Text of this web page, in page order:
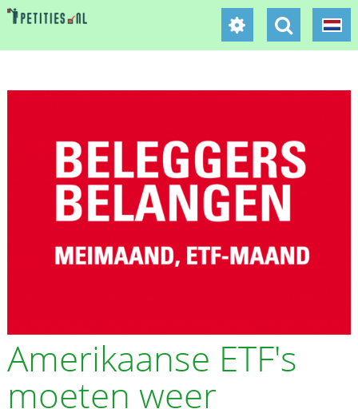
Amerikaanse ETF's
moeten weer